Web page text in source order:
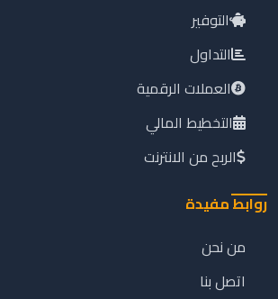
التوفير
التداول
العملات الرقمية
التخطيط المالي
الربح من الانترنت
روابط مفيدة
من نحن
اتصل بنا